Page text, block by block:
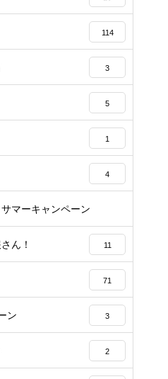
114
3
5
1
4
マーキャンペーン
ん！ 11
71
ン 3
2